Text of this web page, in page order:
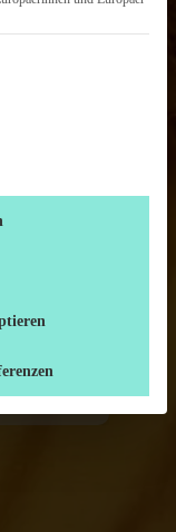
die eine Einwilligung